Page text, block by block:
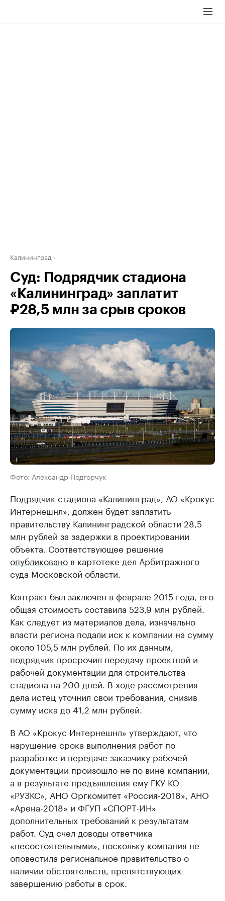
Калининград
Суд: Подрядчик стадиона
«Калининград» заплатит
₽28,5 млн за срыв сроков
Фото: Александр Подгорчук
Подрядчик стадиона «Калининград», АО «Крокус
Интернешнл», должен будет заплатить
правительству Калининградской области 28,5
млн рублей за задержки в проектировании
объекта. Соответствующее решение
опубликовано в картотеке дел Арбитражного
суда Московской области.
Контракт был заключен в феврале 2015 года, его
общая стоимость составила 523,9 млн рублей.
Как следует из материалов дела, изначально
власти региона подали иск к компании на сумму
около 105,5 млн рублей. По их данным,
подрядчик просрочил передачу проектной и
рабочей документации для строительства
стадиона на 200 дней. В ходе рассмотрения
дела истец уточнил свои требования, снизив
сумму иска до 41,2 млн рублей.
В АО «Крокус Интернешнл» утверждают, что
нарушение срока выполнения работ по
разработке и передаче заказчику рабочей
документации произошло не по вине компании,
а в результате предъявления ему ГКУ КО
«РУЗКС», АНО Оргкомитет «Россия-2018», АНО
«Арена-2018» и ФГУП «СПОРТ-ИН»
дополнительных требований к результатам
работ. Суд счел доводы ответчика
«несостоятельными», поскольку компания не
оповестила региональное правительство о
наличии обстоятельств, препятствующих
завершению работы в срок.